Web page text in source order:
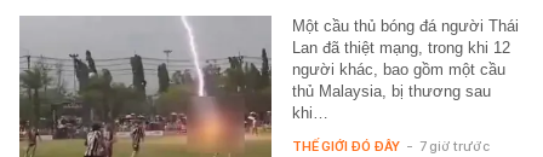
Một cầu thủ bóng đá người Thái
Lan đã thiệt mạng, trong khi 12
người khác, bao gồm một cầu
thủ Malaysia, bị thương sau
khi…
THẾ GIỚI ĐÓ ĐÂY - 7 giờ trước